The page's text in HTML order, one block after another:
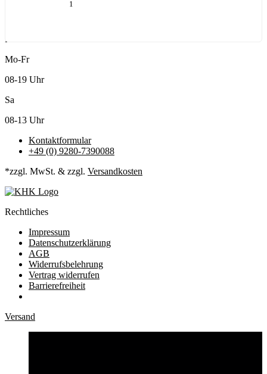
Kundenservice
Mo-Fr
08-19 Uhr
Sa
08-13 Uhr
Kontaktformular
+49 (0) 9280-7390088
*zzgl. MwSt. & zzgl. Versandkosten
Rechtliches
Impressum
Datenschutzerklärung
AGB
Widerrufsbelehrung
Vertrag widerrufen
Barrierefreiheit
Versand